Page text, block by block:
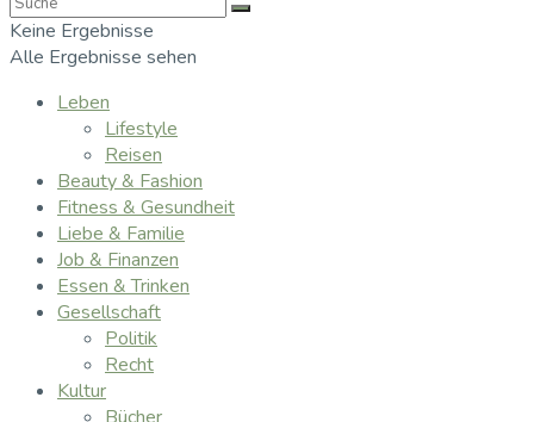
Keine Ergebnisse
Alle Ergebnisse sehen
Leben
Lifestyle
Reisen
Beauty & Fashion
Fitness & Gesundheit
Liebe & Familie
Job & Finanzen
Essen & Trinken
Gesellschaft
Politik
Recht
Kultur